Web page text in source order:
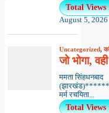
Total Views
August 5, 2026
Uncategorized,
जो भोगा,
ममता सिंहधनबाद
मर्म रचयिता...
Total Views